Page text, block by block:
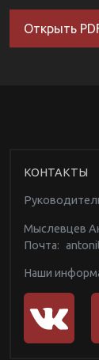
Открыть
КОНТАКТЫ
Мыслевцев
Почта:
Наши